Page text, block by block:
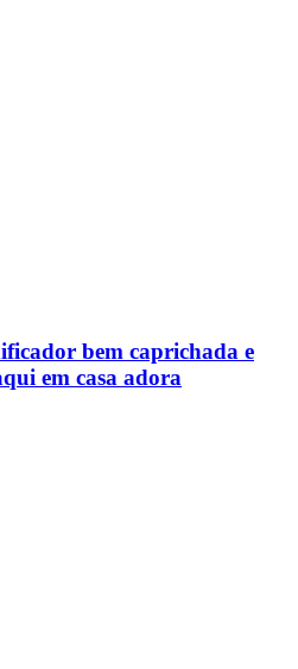
bem caprichada e
em casa adora